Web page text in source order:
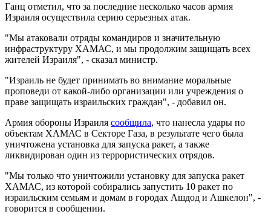
Ганц отметил, что за последние несколько часов армия
Израиля осуществила серию серьезных атак.
"Мы атаковали отряды командиров и значительную
инфраструктуру ХАМАС, и мы продолжим защищать всех
жителей Израиля", - сказал министр.
"Израиль не будет принимать во внимание моральные
проповеди от какой-либо организации или учреждения о
праве защищать израильских граждан", - добавил он.
Армия обороны Израиля сообщила, что нанесла удары по
объектам ХАМАС в Секторе Газа, в результате чего была
уничтожена установка для запуска ракет, а также
ликвидирован один из террористических отрядов.
"Мы только что уничтожили установку для запуска ракет
ХАМАС, из которой собирались запустить 10 ракет по
израильским семьям и домам в городах Ашдод и Ашкелон", -
говорится в сообщении.